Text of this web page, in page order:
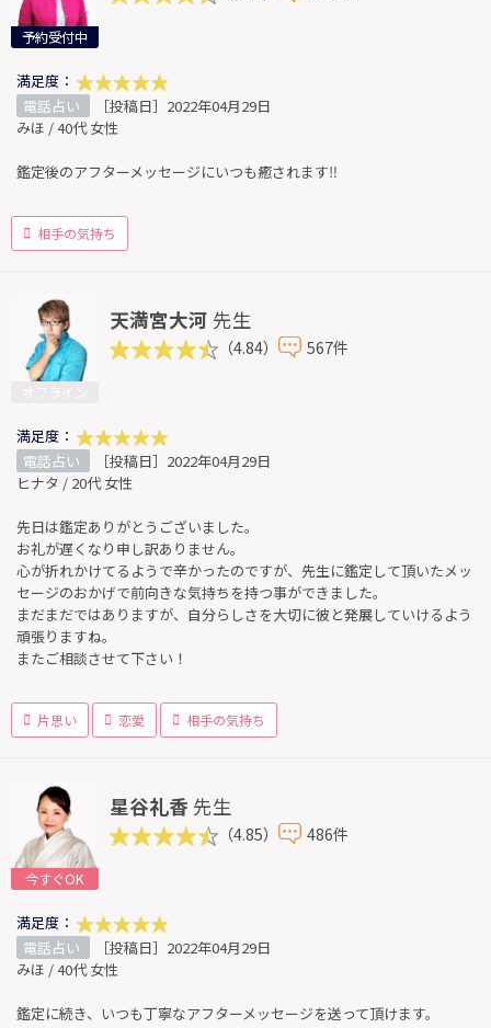
予約受付中
満足度：
電話占い
［投稿日］2022年04月29日
みほ / 40代 女性
鑑定後のアフターメッセージにいつも癒されます‼︎
相手の気持ち
天満宮大河 先生
（4.84） 567件
満足度：
電話占い
［投稿日］2022年04月29日
ヒナタ / 20代 女性
先日は鑑定ありがとうございました。
お礼が遅くなり申し訳ありません。
心が折れかけてるようで辛かったのですが、先生に鑑定して頂いたメッ
セージのおかげで前向きな気持ちを持つ事ができました。
まだまだではありますが、自分らしさを大切に彼と発展していけるよう
頑張りますね。
またご相談させて下さい！
片思い 恋愛 相手の気持ち
今すぐOK
星谷礼香 先生
（4.85） 486件
満足度：
電話占い
［投稿日］2022年04月29日
みほ / 40代 女性
鑑定に続き、いつも丁寧なアフターメッセージを送って頂けます。